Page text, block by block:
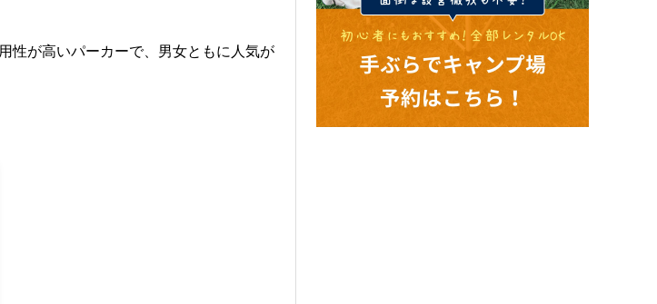
性が高いパーカーで、男女ともに人気が